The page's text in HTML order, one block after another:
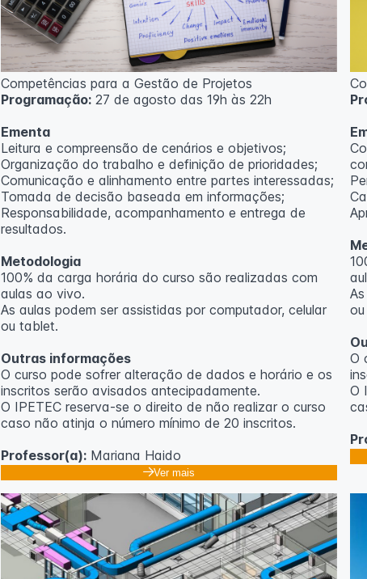
Competências para a Gestão de Projetos
Programação:27 de agosto das 19h às 22h
Ementa
Leitura e compreensão de cenários e objetivos;
Organização do trabalho e definição de prioridades;
Comunicação e alinhamento entre partes interessadas;
Tomada de decisão baseada em informações;
Responsabilidade, acompanhamento e entrega de
resultados.
Metodologia
100% da carga horária do curso são realizadas com
aulas ao vivo.
As aulas podem ser assistidas por computador, celular
ou tablet.
Outras informações
O curso pode sofrer alteração de dados e horário e os
inscritos serão avisados ​​antecipadamente.
O IPETEC reserva-se o direito de não realizar o curso
caso não atinja o número mínimo de 20 inscritos.
Professor(a):Mariana Haido
Ver mais
O
O